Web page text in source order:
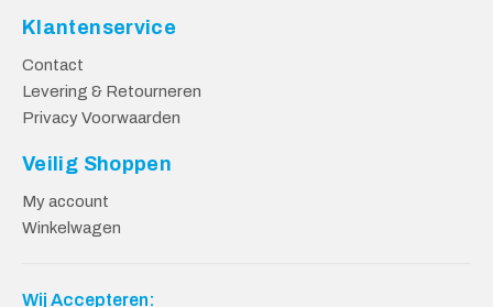
Klantenservice
Contact
Levering & Retourneren
Privacy Voorwaarden
Veilig Shoppen
My account
Winkelwagen
Wij Accepteren: